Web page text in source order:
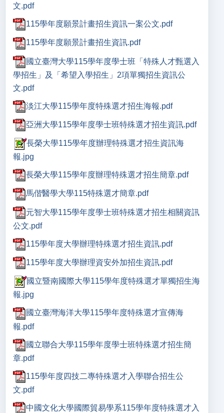
文.pdf
115學年度願景計畫招生資訊一案公文.pdf
115學年度願景計畫招生資訊.pdf
國立臺灣大學115學年度學士班「特殊人才甄選入
學招生」及「希望入學招生」2項單獨招生資訊公
文.pdf
淡江大學115學年度特殊選才招生海報.pdf
亞洲大學115學年度學士班特殊選才招生資訊.pdf
長榮大學115學年度辦理特殊選才招生資訊海
報.jpg
長榮大學115學年度辦理特殊選才招生簡章.pdf
馬偕醫學大學115特殊選才簡章.pdf
元智大學115學年度學士班特殊選才招生相關資訊
公文.pdf
115學年度大學辦理特殊選才招生資訊.pdf
115學年度大學辦理資安外加招生資訊.pdf
國立暨南國際大學115學年度特殊選才單獨招生海
報.jpg
國立臺灣海洋大學115學年度特殊選才宣傳海
報.pdf
國立聯合大學115學年度學士班特殊選才招生簡
章.pdf
115學年度四技二專特殊選才入學聯合招生公
文.pdf
中國文化大學國際貿易學系115學年度特殊選才入